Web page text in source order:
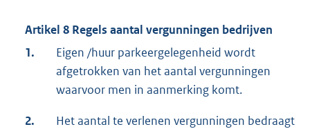
Artikel 8 Regels aantal vergunningen bedrijven
1.
Eigen /huur parkeergelegenheid wordt
afgetrokken van het aantal vergunningen
waarvoor men in aanmerking komt.
2.
Het aantal te verlenen vergunningen bedraagt